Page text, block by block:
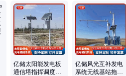
亿储太阳能发电板
通信塔指挥调度灾
亿储风光互补发电
系统无线基站拖挂